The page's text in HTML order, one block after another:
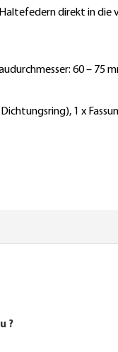
direkt in
60 – 75
1 x
?